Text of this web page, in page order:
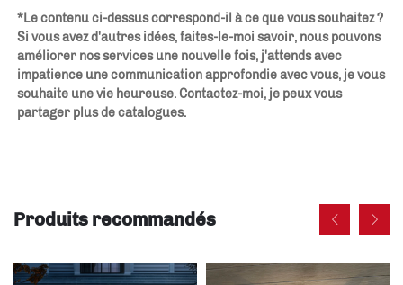
*Le contenu ci-dessus correspond-il à ce que vous souhaitez ?
Si vous avez d'autres idées, faites-le-moi savoir, nous pouvons
améliorer nos services une nouvelle fois, j'attends avec
impatience une communication approfondie avec vous, je vous
souhaite une vie heureuse. Contactez-moi, je peux vous
partager plus de catalogues.
Produits recommandés